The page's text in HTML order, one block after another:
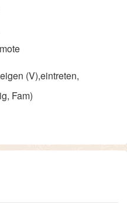
(V)​,eintreten,
Fam)